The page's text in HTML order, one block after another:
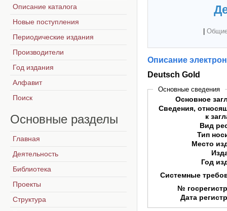
Описание
Deutsch Gold
Основные сведения
Основное
Сведения,
к
Вид
Тип
Место
Год
Системные
№
Дата
Описание каталога
Новые поступления
Периодические издания
Производители
Год издания
Алфавит
Поиск
Основные разделы
Главная
Деятельность
Библиотека
Проекты
Структура